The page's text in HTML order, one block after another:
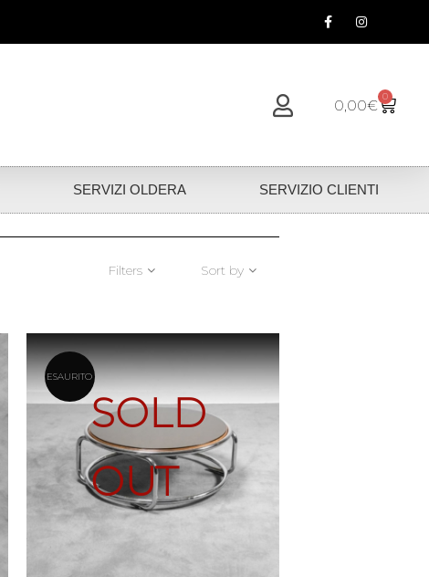
0,00€ 0
SERVIZI OLDERA SERVIZIO CLIENTI
Filters Sort by
SOLD
OUT
ESAURITO